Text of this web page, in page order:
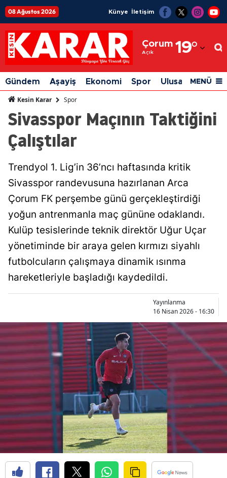
08 Ağustos 2026 Künye İletişim
Çorum
Açık 19°
Adıyaman
Afyonkarahisar
Ağrı
Amasya
Aydın
Balıkesir
Bilecik
Bingöl
Bitlis
Bolu
Burdur
Bursa
Çanakkale
Çankırı
Çorum
Denizli
Diyarbakır
Gündem Aşayiş Ekonomi Spor Ulusal Siyaset
MENÜ
Kesin Karar Spor
Sivasspor Maçının Taktiğini
Çalıştılar
Trendyol 1. Lig’in 36’ncı haftasında kritik
Sivasspor randevusuna hazırlanan Arca
Çorum FK perşembe günü gerçekleştirdiği
yoğun antrenmanla maç gününe odaklandı.
Kulüp tesislerinde teknik direktör Uğur Uçar
yönetiminde bir araya gelen kırmızı siyahlı
futbolcuların çalışmaya dinamik ısınma
hareketleriyle başladığı kaydedildi.
Yayınlanma
16 Nisan 2026 - 16:30